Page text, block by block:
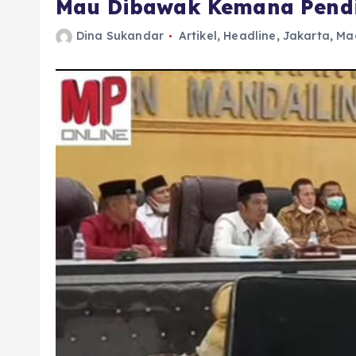
Mau Dibawak Kemana
Dina Sukandar Artikel, Headline, Jakarta,